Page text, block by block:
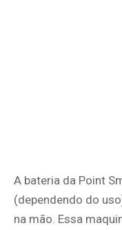
A bateria da Point
(dependendo do
na mão. Essa